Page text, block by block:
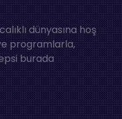
dünyasına hoş
programlarla,
burada